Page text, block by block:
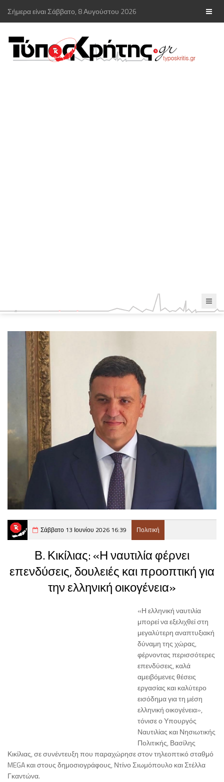
Σήμερα είναι Σάββατο, 8 Αυγούστου 2026
Σάββατο 13 Ιουνίου 2026 16:39 Πολιτική
Β. Κικίλιας: «Η ναυτιλία φέρνει
επενδύσεις, δουλειές και προοπτική για
την ελληνική οικογένεια»
«Η ελληνική ναυτιλία
μπορεί να εξελιχθεί στη
μεγαλύτερη αναπτυξιακή
δύναμη της χώρας,
φέρνοντας περισσότερες
επενδύσεις, καλά
αμειβόμενες θέσεις
εργασίας και καλύτερο
εισόδημα για τη μέση
ελληνική οικογένεια»,
τόνισε ο Υπουργός
Ναυτιλίας και Νησιωτικής
Πολιτικής, Βασίλης
Κικίλιας, σε συνέντευξη που παραχώρησε στον τηλεοπτικό σταθμό
MEGA και στους δημοσιογράφους, Ντίνο Σιωμόπουλο και Στέλλα
Γκαντώνα.